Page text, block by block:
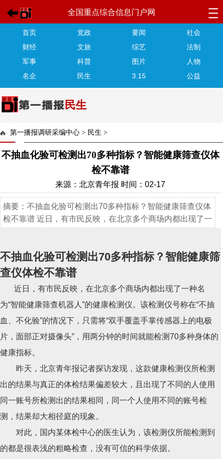
全国重点综合信息门户网
首页 党政 要闻
社会
财经
文旅 综艺
法制
军事
科普 图片
人物
名企
民生 3.15 公益
民生
第一播报调研采编中心 > 民生 >
不抽血化验可检测出70多种指标？智能健康筛查仪体
检不靠谱
来源：北京青年报 时间：02-17
摘要：不抽血化验可检测出70多种指标？智能健康筛查仪体
检不靠谱 近日，有市民反映，在北京多个商场内都出现了一
电极片，面部正对摄像头，用两分钟的时
不抽血化验可检测出70多种指标？智能健康筛
查仪体检不靠谱
近日，有市民反映，在北京多个商场内都出现了一种名
为“智能健康筛查机器人”的健康检测仪。该检测仪号称在“不抽
血、不化验”的情况下，只需将“双手覆盖手掌传感器上的电极
片，面部正对摄像头”，用两分钟的时间就能检测70多种身体的
健康指标。
昨天，北京青年报记者探访发现，这款健康检测仪所检测
出的结果与真正的体检结果偏差较大，且出现了不同的人使用
同一账号所检测出的结果相同，同一个人使用不同的账号检
测，结果却大相径庭的现象。
对此，国内某体检中心的医生认为，该检测仪所能检测到
的都是很表浅的粗略检查，没有可信的科学依据。